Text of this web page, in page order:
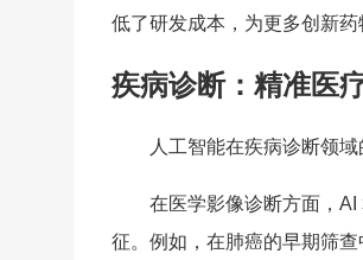
低了研发成本，为更多创新药
疾病诊断：精准医
人工智能在疾病诊断领
在医学影像诊断方面，
征。例如，在肺癌的早期筛